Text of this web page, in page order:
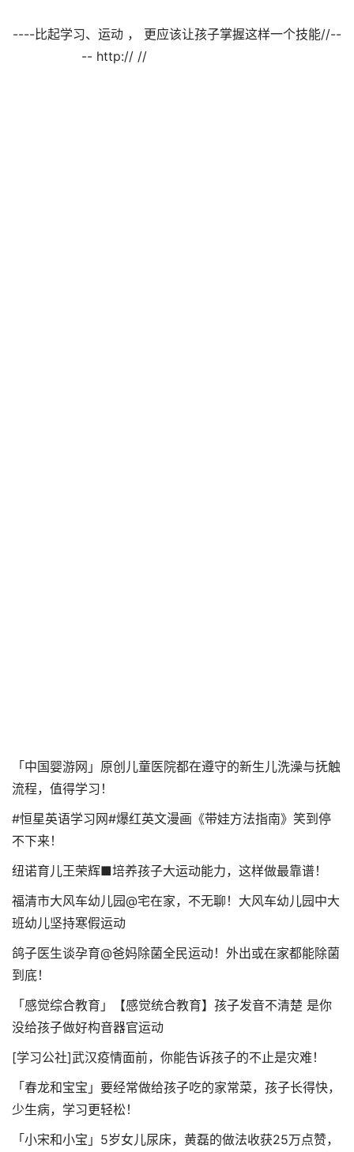
----比起学习、运动 ， 更应该让孩子掌握这样一个技能//--
-- http:// //
「中国婴游网」原创儿童医院都在遵守的新生儿洗澡与抚触
流程，值得学习！
#恒星英语学习网#爆红英文漫画《带娃方法指南》笑到停
不下来！
纽诺育儿王荣辉■培养孩子大运动能力，这样做最靠谱！
福清市大风车幼儿园@宅在家，不无聊！大风车幼儿园中大
班幼儿坚持寒假运动
鸽子医生谈孕育@爸妈除菌全民运动！外出或在家都能除菌
到底！
「感觉综合教育」【感觉统合教育】孩子发音不清楚 是你
没给孩子做好构音器官运动
[学习公社]武汉疫情面前，你能告诉孩子的不止是灾难！
「春龙和宝宝」要经常做给孩子吃的家常菜，孩子长得快，
少生病，学习更轻松！
「小宋和小宝」5岁女儿尿床，黄磊的做法收获25万点赞，